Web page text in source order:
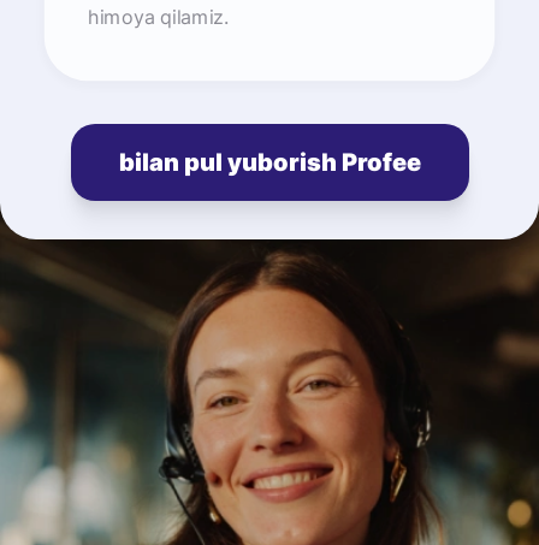
himoya qilamiz.
bilan pul yuborish Profee